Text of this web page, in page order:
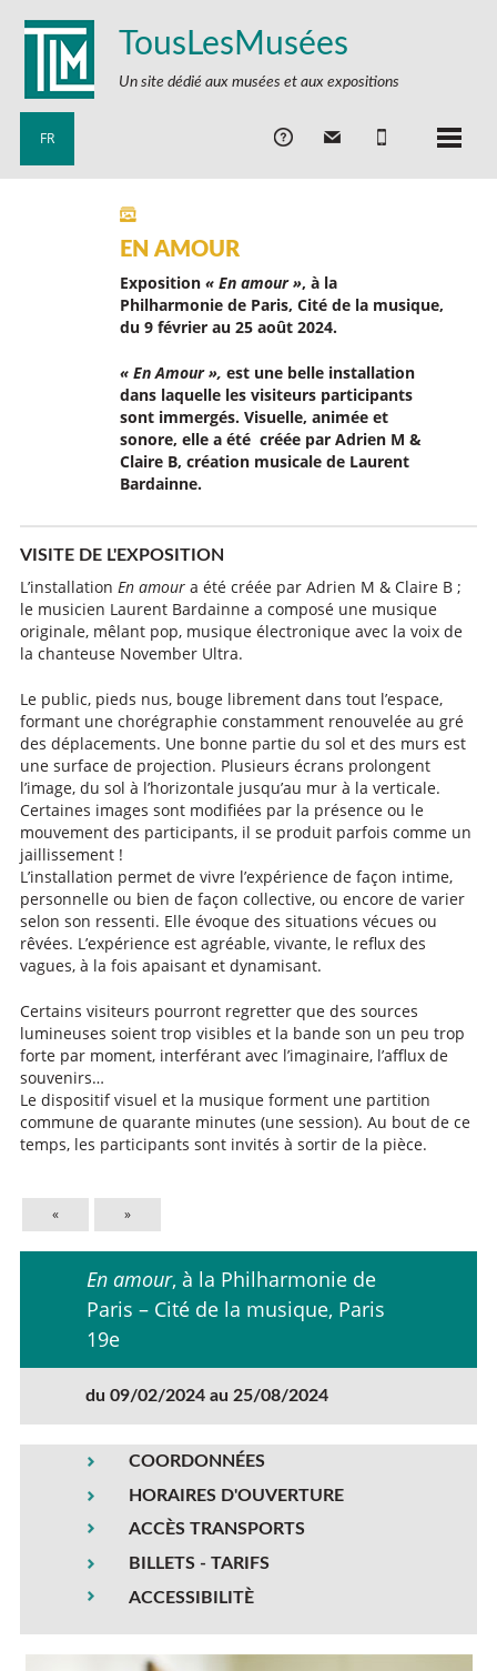
TousLesMusées
Un site dédié aux musées et aux expositions
FR
EN AMOUR
Exposition « En amour », à la
Philharmonie de Paris, Cité de la musique,
du 9 février au 25 août 2024.
« En Amour », est une belle installation
dans laquelle les visiteurs participants
sont immergés. Visuelle, animée et
sonore, elle a été créée par Adrien M &
Claire B, création musicale de Laurent
Bardainne.
VISITE DE L'EXPOSITION
L’installation En amour a été créée par Adrien M & Claire B ;
le musicien Laurent Bardainne a composé une musique
originale, mêlant pop, musique électronique avec la voix de
la chanteuse November Ultra.
Le public, pieds nus, bouge librement dans tout l’espace,
formant une chorégraphie constamment renouvelée au gré
des déplacements. Une bonne partie du sol et des murs est
une surface de projection. Plusieurs écrans prolongent
l’image, du sol à l’horizontale jusqu’au mur à la verticale.
Certaines images sont modifiées par la présence ou le
mouvement des participants, il se produit parfois comme un
jaillissement !
L’installation permet de vivre l’expérience de façon intime,
personnelle ou bien de façon collective, ou encore de varier
selon son ressenti. Elle évoque des situations vécues ou
rêvées. L’expérience est agréable, vivante, le reflux des
vagues, à la fois apaisant et dynamisant.
Certains visiteurs pourront regretter que des sources
lumineuses soient trop visibles et la bande son un peu trop
forte par moment, interférant avec l’imaginaire, l’afflux de
souvenirs…
Le dispositif visuel et la musique forment une partition
commune de quarante minutes (une session). Au bout de ce
temps, les participants sont invités à sortir de la pièce.
« »
En amour, à la Philharmonie de
Paris – Cité de la musique, Paris
19e
du 09/02/2024 au 25/08/2024
COORDONNÉES
HORAIRES D'OUVERTURE
ACCÈS TRANSPORTS
BILLETS - TARIFS
ACCESSIBILITÈ